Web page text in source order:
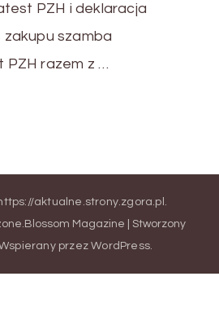
PZH i deklaracja
szamba
PZH razem z …
aktualne.strony.zgora.pl .
Blossom Magazine | Stworzony
przezWordPress.